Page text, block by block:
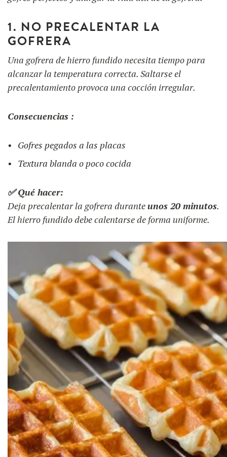
1. NO PRECALENTAR LA
GOFRERA
Una gofrera de hierro fundido necesita tiempo para
alcanzar la temperatura correcta. Saltarse el
precalentamiento provoca una cocción irregular.
Consecuencias :
Gofres pegados a las placas
Textura blanda o poco cocida
✅ Qué hacer:
Deja precalentar la gofrera duranteunos 20 minutos.
El hierro fundido debe calentarse de forma uniforme.